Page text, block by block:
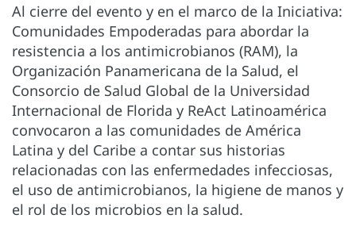
Al cierre del evento y en el marco de la Iniciativa:
Comunidades Empoderadas para abordar la
resistencia a los antimicrobianos (RAM), la
Organización Panamericana de la Salud, el
Consorcio de Salud Global de la Universidad
Internacional de Florida y ReAct Latinoamérica
convocaron a las comunidades de América
Latina y del Caribe a contar sus historias
relacionadas con las enfermedades infecciosas,
el uso de antimicrobianos, la higiene de manos y
el rol de los microbios en la salud.